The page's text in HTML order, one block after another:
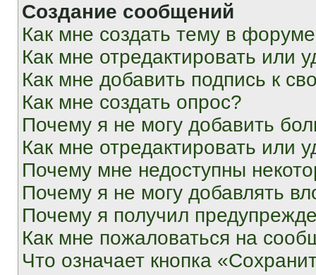
Создание сообщений
Как мне создать тему в
Как мне отредактировать или
Как мне добавить подпись к
Как мне создать опрос?
Почему я не могу добавить
Как мне отредактировать или
Почему мне недоступны
Почему я не могу добавлять
Почему я получил
Как мне пожаловаться на
Что означает кнопка